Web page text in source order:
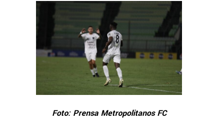
Foto: Prensa Metropolitanos FC